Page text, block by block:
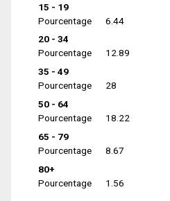
15 - 19
Pourcentage
6.44
20 - 34
Pourcentage
12.89
35 - 49
Pourcentage
28
50 - 64
Pourcentage
18.22
65 - 79
Pourcentage
8.67
80+
Pourcentage
1.56